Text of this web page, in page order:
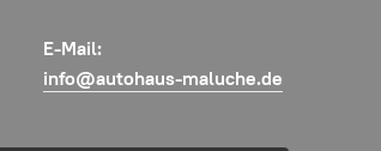
E-Mail:
info@autohaus-maluche.de